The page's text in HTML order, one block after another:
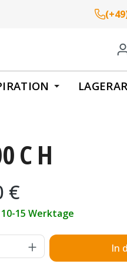
C H
€
15 Werktage
Gib den In